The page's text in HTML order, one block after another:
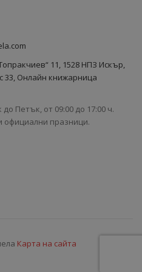
11, 1528 НПЗ Искър,
33, Онлайн книжарница
Петък, от 09:00 до 17:00 ч.
официални празници.
Карта на сайта